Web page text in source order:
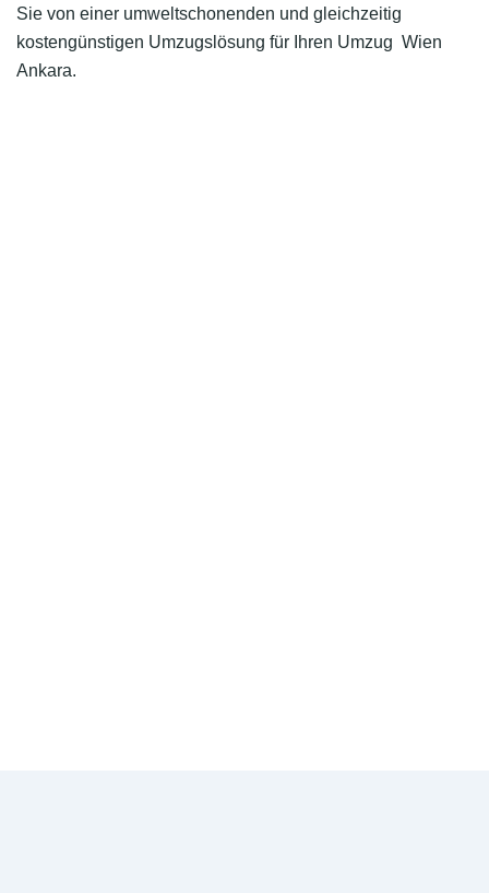
Sie von einer umweltschonenden und gleichzeitig
kostengünstigen Umzugslösung für Ihren Umzug Wien
Ankara.